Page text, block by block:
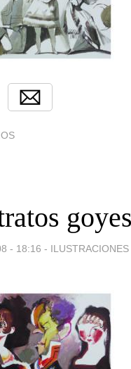
- 18:16 - ILUSTRACIONES